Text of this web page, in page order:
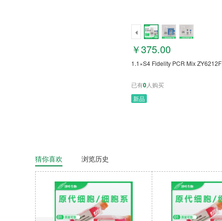
￥375.00
1.1×S4 Fidelity PCR Mix ZY6212F
已有0人购买
新品
猜你喜欢 浏览历史